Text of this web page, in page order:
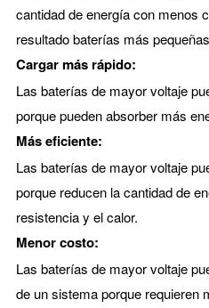
cantidad de energía con menos
resultado baterías más
Cargar más rápido:
Las baterías de mayor voltaje
porque pueden absorber más
Más eficiente:
Las baterías de mayor voltaje
porque reducen la cantidad de
resistencia y el calor.
Menor costo:
Las baterías de mayor voltaje
de un sistema porque requieren